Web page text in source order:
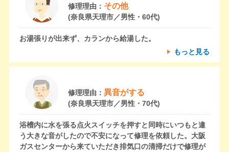
修理理由： その他
(奈良県天理市／男性・60代)
お湯張りが出来ず、カランから給湯した。
もっと見る
修理理由： 異音がする
(奈良県天理市／男性・70代)
浴槽内に水を張る点火スイッチを押すと同時にいつもと違
う大きな音がしたので不安になって修理を依頼した。大阪
ガスセンターから来ていただき排気口の清掃だけで修理が